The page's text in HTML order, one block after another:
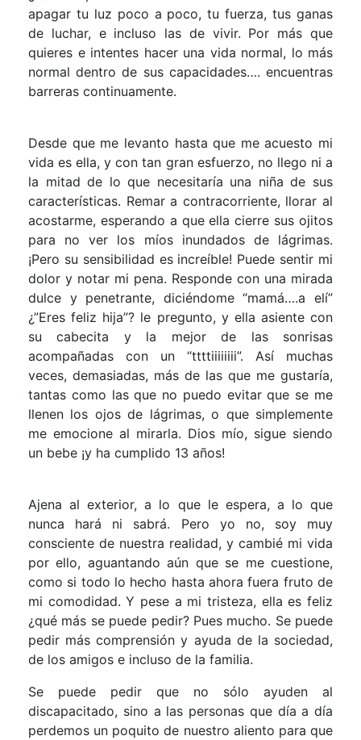
apagar tu luz poco a poco, tu fuerza, tus ganas
de luchar, e incluso las de vivir. Por más que
quieres e intentes hacer una vida normal, lo más
normal dentro de sus capacidades…. encuentras
barreras continuamente.
Desde que me levanto hasta que me acuesto mi
vida es ella, y con tan gran esfuerzo, no llego ni a
la mitad de lo que necesitaría una niña de sus
características. Remar a contracorriente, llorar al
acostarme, esperando a que ella cierre sus ojitos
para no ver los míos inundados de lágrimas.
¡Pero su sensibilidad es increíble! Puede sentir mi
dolor y notar mi pena. Responde con una mirada
dulce y penetrante, diciéndome “mamá….a elí”
¿”Eres feliz hija”? le pregunto, y ella asiente con
su cabecita y la mejor de las sonrisas
acompañadas con un “ttttiiiiiiii”. Así muchas
veces, demasiadas, más de las que me gustaría,
tantas como las que no puedo evitar que se me
llenen los ojos de lágrimas, o que simplemente
me emocione al mirarla. Dios mío, sigue siendo
un bebe ¡y ha cumplido 13 años!
Ajena al exterior, a lo que le espera, a lo que
nunca hará ni sabrá. Pero yo no, soy muy
consciente de nuestra realidad, y cambié mi vida
por ello, aguantando aún que se me cuestione,
como si todo lo hecho hasta ahora fuera fruto de
mi comodidad. Y pese a mi tristeza, ella es feliz
¿qué más se puede pedir? Pues mucho. Se puede
pedir más comprensión y ayuda de la sociedad,
de los amigos e incluso de la familia.
Se puede pedir que no sólo ayuden al
discapacitado, sino a las personas que día a día
perdemos un poquito de nuestro aliento para que